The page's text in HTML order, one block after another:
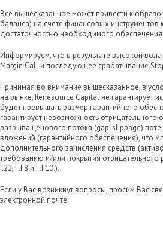
Все вышесказанное может привести к
баланса) на счете финансовых инструментов
достаточностью необходимого
Информируем, что в результате высокой
Margin Call и последующее срабатывание
Принимая во внимание вышесказанное, в
на рынке, Renesource Capital не гарантирует
будет превышать размер гарантийного
гарантирует невозможность отрицательного
разрыва ценового потока (gap, slippage)
вложений (гарантийного обеспечения), что
дополнительного зачисления средств
требованию и/или покрытия отрицательного
I.22, Г.I.8 и Г.I.10.).
Если у Вас возникнут вопросы, просим Вас
электронной почте .